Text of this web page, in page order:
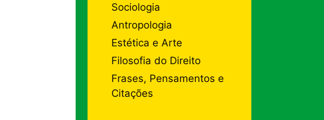
Sociologia
Antropologia
Estética e Arte
Filosofia do Direito
Frases, Pensamentos e
Citações